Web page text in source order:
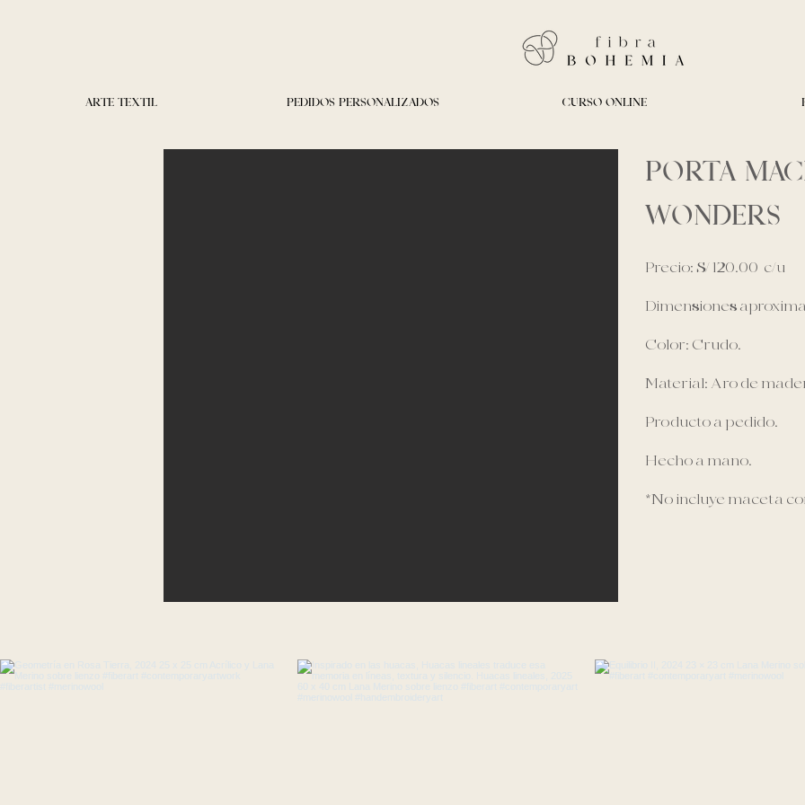
ARTE TEXTIL PEDIDOS PERSONALIZADOS CURSO ONLINE
PORTA
WONDERS
Precio: S/ 120.00 c/u
Dimensiones
Color: Crudo.
Material: Aro de
Producto a pedido.
Hecho a mano.
*No incluye maceta